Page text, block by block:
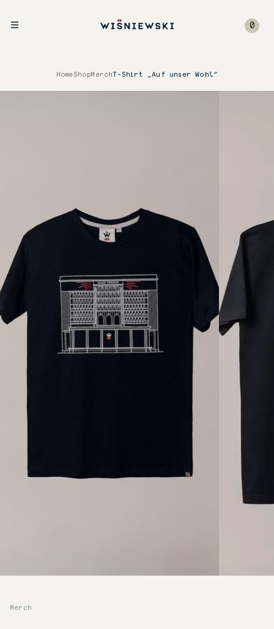
0
HomeShopMerchT-Shirt „Auf unser Wohl“
Merch